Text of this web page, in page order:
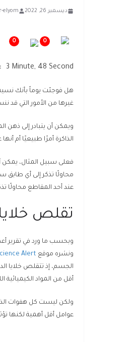
ديسمبر 26, 2022 elyom
0
0
3 Minute, 48 Second
هل فوجئت يوماً بأنك
غيرها من الأمور التي قد
ويمكن أن يتبادر إلى ذهن
الذاكرة أمرًا طبيعيًا أم
فعلى سبيل المثال،
محاولًا تذكر إلى أي
عند أحد المقاطع محاولًا
تقلص
وبحسب ما ورد في تقرير
ونشره موقع Alert
الجسم، إذ تتقلص خلايا
أقل من المواد الكيميائية
ولكن ليست كل هفوات
عوامل أقل أهمية لكنها